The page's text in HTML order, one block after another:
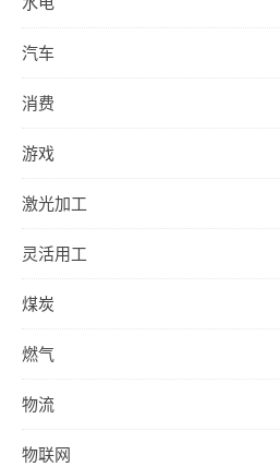
汽车
消费
游戏
激光加工
灵活用工
煤炭
燃气
物流
物联网